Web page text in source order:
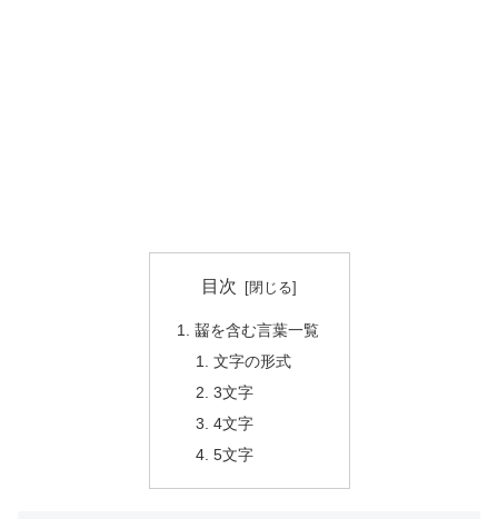
目次
齧を含む言葉一覧
文字の形式
3文字
4文字
5文字